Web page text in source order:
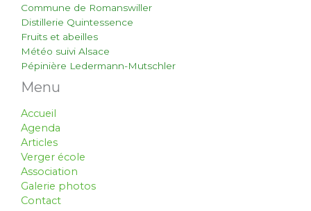
Commune de Romanswiller
Distillerie Quintessence
Fruits et abeilles
Météo suivi Alsace
Pépinière Ledermann-Mutschler
Menu
Accueil
Agenda
Articles
Verger école
Association
Galerie photos
Contact